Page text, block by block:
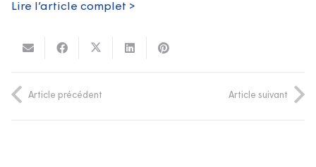
Lire l’article complet >
Article précédent Article suivant